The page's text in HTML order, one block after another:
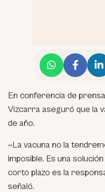
En conferencia de
Vizcarra aseguró que la
de año.
«La vacuna no la
imposible. Es una
corto plazo es la
señaló.